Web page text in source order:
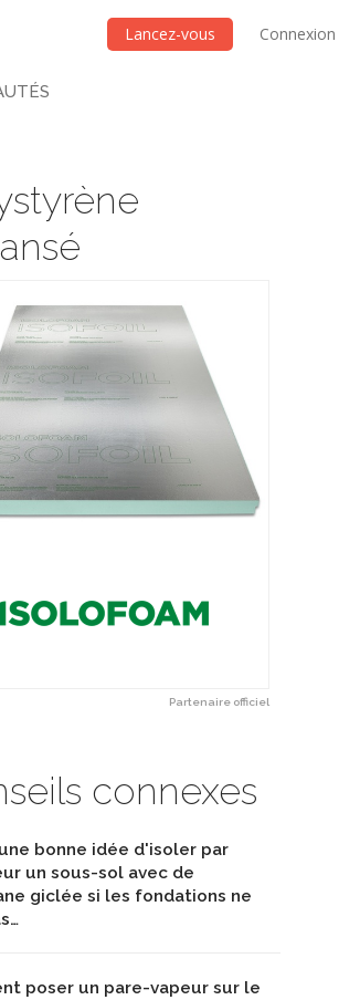
Lancez-vous Connexion
Partenaire officiel
connexes
bonne idée d'isoler par
un sous-sol avec de
giclée si les fondations ne
poser un pare-vapeur sur le